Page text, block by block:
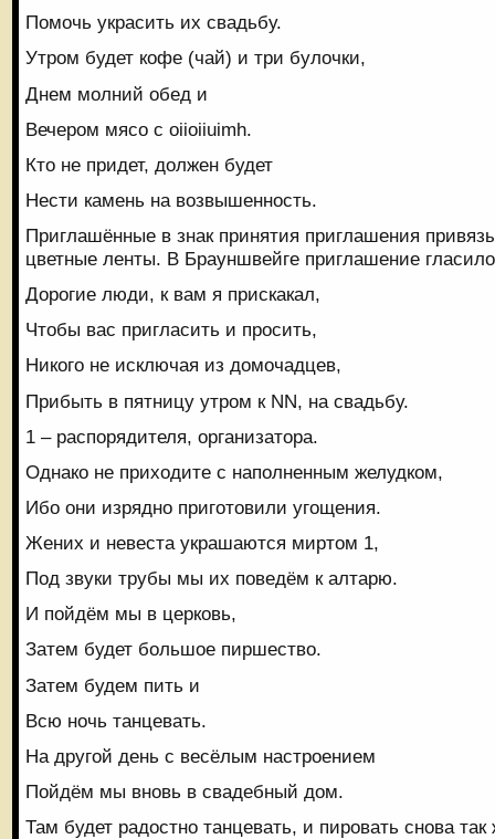
Помочь украсить их свадьбу.
Утром будет кофе (чай) и три булочки,
Днем молний обед и
Вечером мясо с oiioiiuimh.
Кто не придет, должен будет
Нести камень на возвышенность.
Приглашённые в знак принятия приглашения
цветные ленты. В Брауншвейге приглашение
Дорогие люди, к вам я прискакал,
Чтобы вас пригласить и просить,
Никого не исключая из домочадцев,
Прибыть в пятницу утром к NN, на свадьбу.
1 – распорядителя, организатора.
Однако не приходите с наполненным желудком,
Ибо они изрядно приготовили угощения.
Жених и невеста украшаются миртом 1,
Под звуки трубы мы их поведём к алтарю.
И пойдём мы в церковь,
Затем будет большое пиршество.
Затем будем пить и
Всю ночь танцевать.
На другой день с весёлым настроением
Пойдём мы вновь в свадебный дом.
Там будет радостно танцевать, и пировать снова так